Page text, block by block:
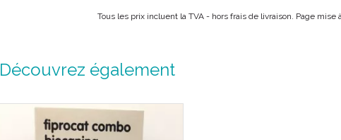
Tous les prix incluent la TVA - hors frais de livraison. Page
Découvrez également